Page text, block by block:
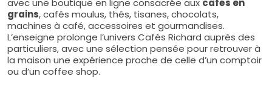
grains, cafés moulus, thés, tisanes, chocolats,
machines à café, accessoires et gourmandises.
L’enseigne prolonge l’univers Cafés Richard auprès des
particuliers, avec une sélection pensée pour retrouver à
la maison une expérience proche de celle d’un comptoir
ou d’un coffee shop.